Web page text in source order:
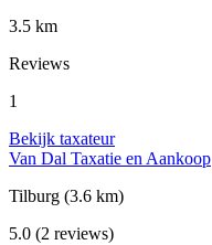
3.5 km
Reviews
1
Bekijk taxateur
Van Dal Taxatie en Aankoop
Tilburg (3.6 km)
5.0 (2 reviews)